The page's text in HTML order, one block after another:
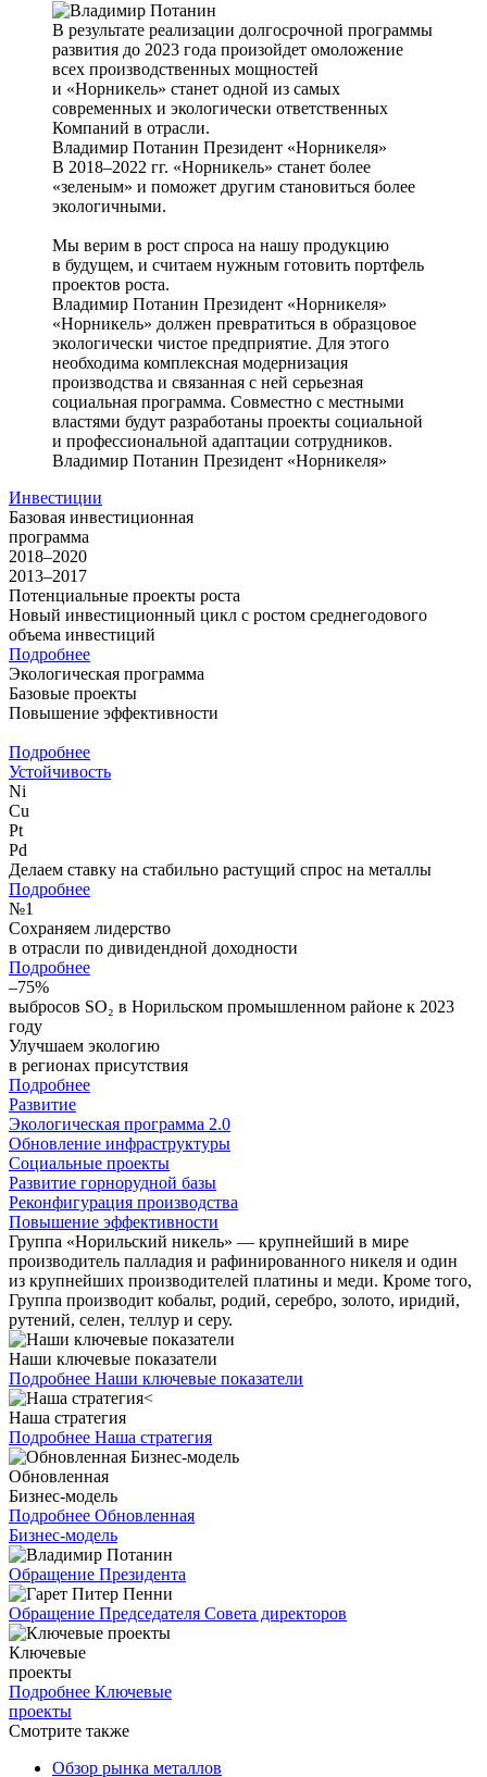
В результате реализации долгосрочной программы
развития до 2023 года произойдет омоложение
всех производственных мощностей
и «Норникель» станет одной из самых
современных и экологически ответственных
Компаний в отрасли.
Владимир Потанин Президент «Норникеля»
В 2018–2022 гг. «Норникель» станет более
«зеленым» и поможет другим становиться более
экологичными.
Мы верим в рост спроса на нашу продукцию
в будущем, и считаем нужным готовить портфель
проектов роста.
Владимир Потанин Президент «Норникеля»
«Норникель» должен превратиться в образцовое
экологически чистое предприятие. Для этого
необходима комплексная модернизация
производства и связанная с ней серьезная
социальная программа. Совместно с местными
властями будут разработаны проекты социальной
и профессиональной адаптации сотрудников.
Владимир Потанин Президент «Норникеля»
Инвестиции
Базовая инвестиционная
программа
2018–2020
2013–2017
Потенциальные проекты роста
Новый инвестиционный цикл с ростом среднегодового
объема инвестиций
Подробнее
Экологическая программа
Базовые проекты
Повышение эффективности
Подробнее
Устойчивость
Ni
Cu
Pt
Pd
Делаем ставку на стабильно растущий спрос на металлы
Подробнее
№1
Сохраняем лидерство
в отрасли по дивидендной доходности
Подробнее
–75%
выбросов SO₂ в Норильском промышленном районе к 2023
году
Улучшаем экологию
в регионах присутствия
Подробнее
Развитие
Экологическая программа 2.0
Обновление инфраструктуры
Социальные проекты
Развитие горнорудной базы
Реконфигурация производства
Повышение эффективности
Группа «Норильский никель» — крупнейший в мире
производитель палладия и рафинированного никеля и один
из крупнейших производителей платины и меди. Кроме того,
Группа производит кобальт, родий, серебро, золото, иридий,
рутений, селен, теллур и серу.
Наши ключевые показатели
Подробнее Наши ключевые показатели
Наша стратегия
Подробнее Наша стратегия
Обновленная
Бизнес-модель
Подробнее Обновленная
Бизнес-модель
Обращение Президента
Обращение Председателя Совета директоров
Ключевые
проекты
Подробнее Ключевые
проекты
Смотрите также
Обзор рынка металлов